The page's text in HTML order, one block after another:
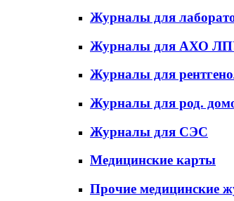
Журналы для
Журналы для АХО
Журналы для
Журналы для род.
Журналы для СЭС
Медицинские карты
Прочие медицинские